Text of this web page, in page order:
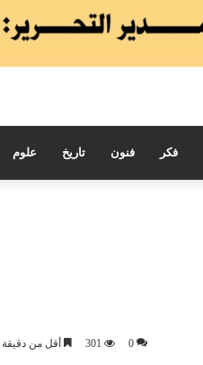
فكر فنون تاريخ علوم
0
301 أقل من دقيقة